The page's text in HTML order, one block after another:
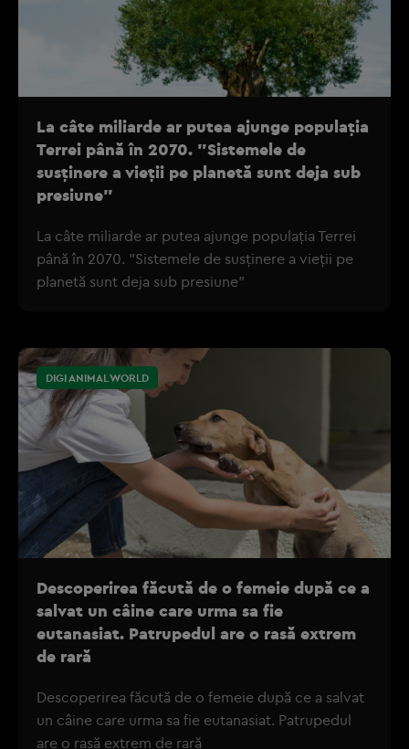
La câte miliarde ar putea ajunge populația
Terrei până în 2070. "Sistemele de
susținere a vieții pe planetă sunt deja sub
presiune"
La câte miliarde ar putea ajunge populația Terrei
până în 2070. "Sistemele de susținere a vieții pe
planetă sunt deja sub presiune"
DIGI ANIMAL WORLD
Descoperirea făcută de o femeie după ce a
salvat un câine care urma sa fie
eutanasiat. Patrupedul are o rasă extrem
de rară
Descoperirea făcută de o femeie după ce a salvat
un câine care urma sa fie eutanasiat. Patrupedul
are o rasă extrem de rară